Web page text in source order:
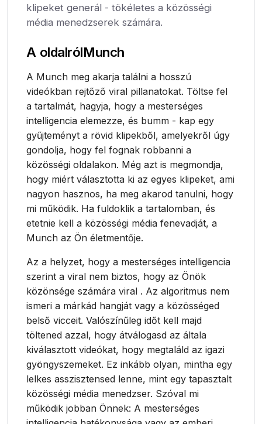
klipeket generál - tökéletes a közösségi
média menedzserek számára.
A oldalrólMunch
A Munch meg akarja találni a hosszú
videókban rejtőző viral pillanatokat. Töltse fel
a tartalmát, hagyja, hogy a mesterséges
intelligencia elemezze, és bumm - kap egy
gyűjteményt a rövid klipekből, amelyekről úgy
gondolja, hogy fel fognak robbanni a
közösségi oldalakon. Még azt is megmondja,
hogy miért választotta ki az egyes klipeket, ami
nagyon hasznos, ha meg akarod tanulni, hogy
mi működik. Ha fuldoklik a tartalomban, és
etetnie kell a közösségi média fenevadját, a
Munch az Ön életmentője.
Az a helyzet, hogy a mesterséges intelligencia
szerint a viral nem biztos, hogy az Önök
közönsége számára viral . Az algoritmus nem
ismeri a márkád hangját vagy a közösséged
belső vicceit. Valószínűleg időt kell majd
töltened azzal, hogy átválogasd az általa
kiválasztott videókat, hogy megtaláld az igazi
gyöngyszemeket. Ez inkább olyan, mintha egy
lelkes asszisztensed lenne, mint egy tapasztalt
közösségi média menedzser. Szóval mi
működik jobban Önnek: A mesterséges